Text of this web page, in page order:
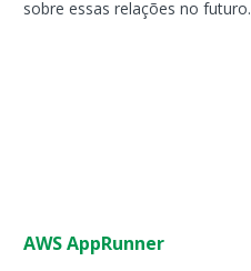
sobre essas relações no futuro.
AWS AppRunner